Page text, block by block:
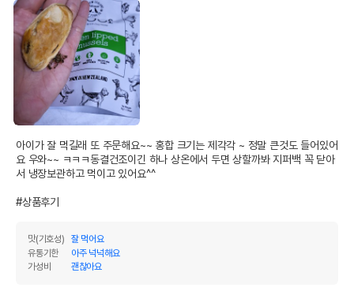
아이가 잘 먹길래 또 주문해요~~ 홍합 크기는 제각각 ~ 정말 큰것도 들어있어
요 우와~~ ㅋㅋㅋ동결건조이긴 하나 상온에서 두면 상할까봐 지퍼백 꼭 닫아
서 냉장보관하고 먹이고 있어요^^
#상품후기
맛(기호성)
잘 먹어요
유통기한
아주 넉넉해요
가성비
괜찮아요